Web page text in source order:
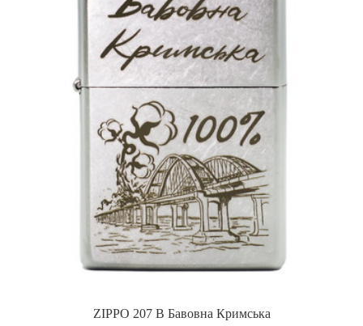
ZIPPO 207 B Бавовна Кримська